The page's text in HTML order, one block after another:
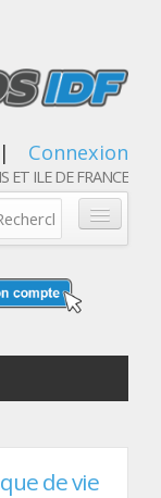
| Connexion
ILE DE FRANCE
de vie